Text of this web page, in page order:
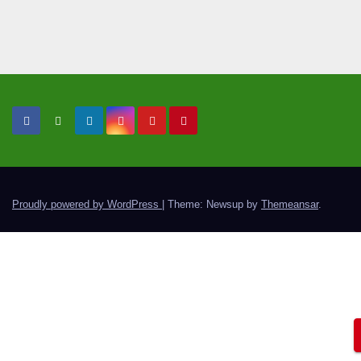
Proudly powered by WordPress Theme: Newsup by Themeansar.